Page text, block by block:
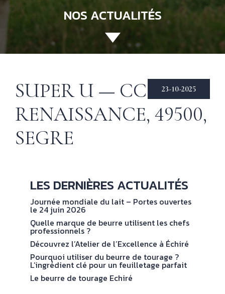
ACCUEIL
ÉCHIRÉ
NOS PRODUITS
D’EXCELLENCE
LE BEURRE
CHARENTES-
RECETTES
& INSPIRATIONS
NOS
ENGAGEMENTS
ESPACE
PROFESSIONNEL
NOS ACTUALITÉS
23-10-2025
SUPER U — CC
RENAISSANCE, 49500,
SEGRE
LES DERNIÈRES ACTUALITÉS
Journée mondiale du lait – Portes ouvertes
le 24 juin 2026
Quelle marque de beurre utilisent les chefs
professionnels ?
Découvrez l’Atelier de l’Excellence à Échiré
Pourquoi utiliser du beurre de tourage ?
L’ingrédient clé pour un feuilletage parfait
Le beurre de tourage Echiré